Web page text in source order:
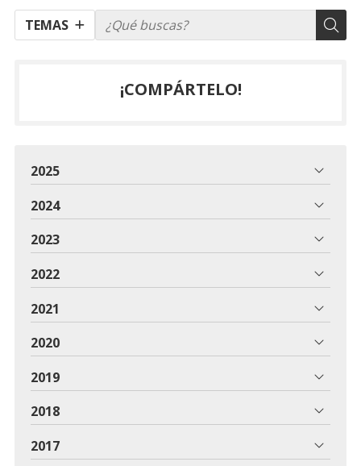
TEMAS
¡COMPÁRTELO!
2025
2024
2023
2022
2021
2020
2019
2018
2017